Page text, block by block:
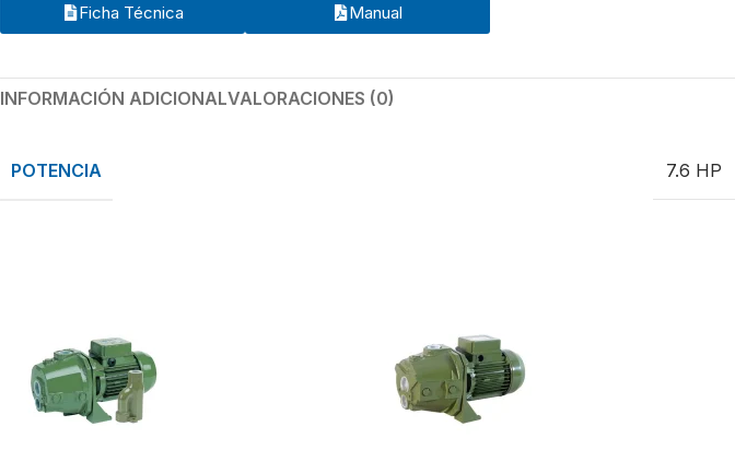
Ficha Técnica Manual
INFORMACIÓN ADICIONALVALORACIONES (0)
POTENCIA 7.6 HP